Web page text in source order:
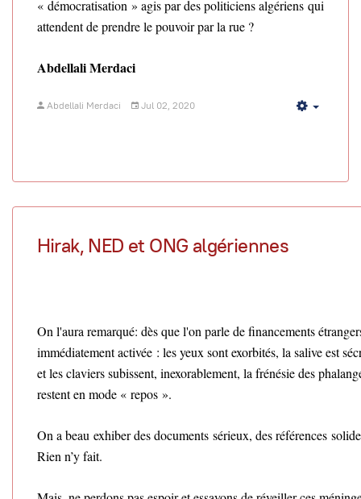
« démocratisation » agis par des politiciens algériens qui
attendent de prendre le pouvoir par la rue ?
Abdellali Merdaci
Abdellali Merdaci Jul 02, 2020
Hirak, NED et ONG algériennes
On l'aura remarqué: dès que l'on parle de financements
immédiatement activée : les yeux sont exorbités, la salive est
et les claviers subissent, inexorablement, la frénésie des
restent en mode « repos ».
On a beau exhiber des documents sérieux, des références
Rien n’y fait.